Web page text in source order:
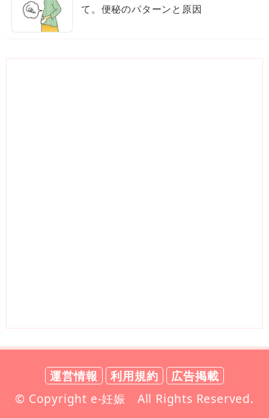
て。便秘のパターンと原因
運営情報 利用規約
広告掲載
© Copyright e-妊娠 All Rights Reserved.